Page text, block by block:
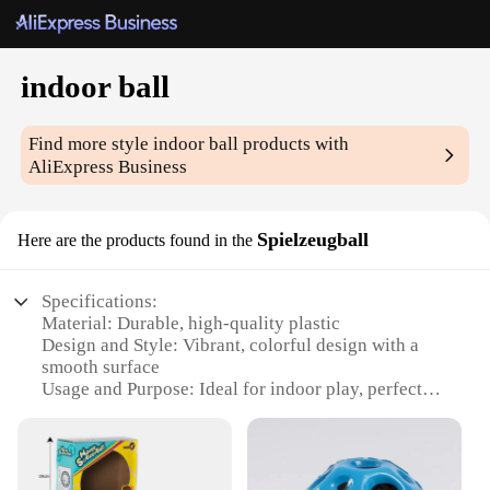
indoor ball
Find more styleindoor ball products with
AliExpress Business
Here are the products found in the Spielzeugball
Specifications:
Material: Durable, high-quality plastic
Design and Style: Vibrant, colorful design with a
smooth surface
Usage and Purpose: Ideal for indoor play, perfect
Shape and Size: Standard 6-inch diameter for easy
handling
Performance and Property: Lightweight yet